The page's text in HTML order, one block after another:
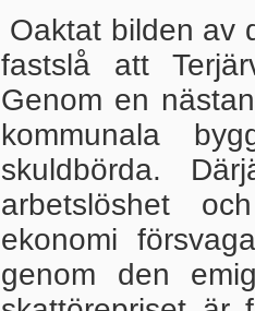
Oaktat bilden av
fastslå att
Genom en
kommunala
skuldbörda.
arbetslöshet
ekonomi
genom den